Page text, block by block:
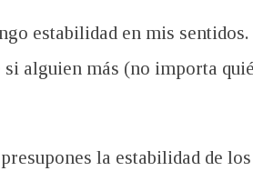
estabilidad en mis
si alguien más (no importa
la estabilidad de